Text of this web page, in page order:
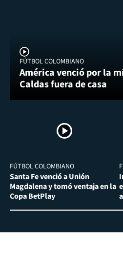
FÚTBOL COLOMBIANO
América venció por la
Caldas fuera de casa
FÚTBOL COLOMBIANO
Santa Fe venció a Unión
Magdalena y tomó ventaja en la
Copa BetPlay